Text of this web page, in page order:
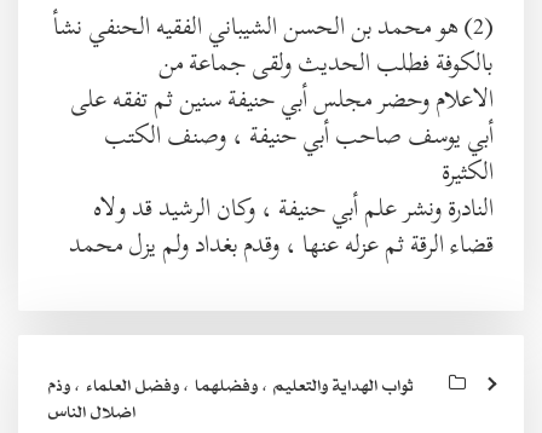
(2) هو محمد بن الحسن الشيباني الفقيه الحنفي نشأ
بالكوفة فطلب الحديث ولقى جماعة من
الاعلام وحضر مجلس أبي حنيفة سنين ثم تفقه على
أبي يوسف صاحب أبي حنيفة ، وصنف الكتب
الكثيرة
النادرة ونشر علم أبي حنيفة ، وكان الرشيد قد ولاه
قضاء الرقة ثم عزله عنها ، وقدم بغداد ولم يزل محمد
ثواب الهداية والتعليم ، وفضلهما ، وفضل العلماء ، وذم
اضلال الناس